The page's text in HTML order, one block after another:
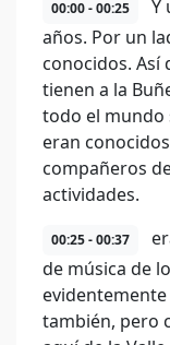
00:00 - 00:25
Y
años. Por un
conocidos. Así
tienen a la
todo el mundo
eran
compañeros
actividades.
00:25 - 00:37
de música de
también, pero